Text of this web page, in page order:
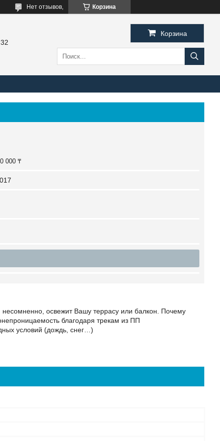
Корзина
Нет отзывов,
Корзина
000 ₸
несомненно, освежит Вашу террасу или балкон. Почему
благодаря трекам из ПП
условий (дождь, снег…)